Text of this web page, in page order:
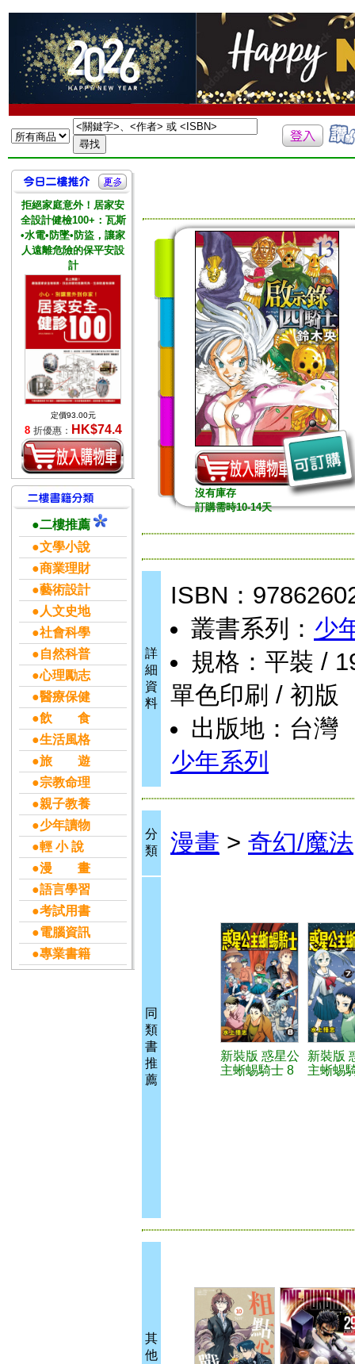
拒絕家庭意外！居家安
全設計健檢100+：瓦斯
•水電•防墜•防盜，讓家
人遠離危險的保平安設
計
定價93.00元
8 折優惠： HK$74.4
●二樓推薦
●文學小說
●商業理財
●藝術設計
●人文史地
●社會科學
●自然科普
●心理勵志
●醫療保健
●飲 食
●生活風格
●旅 遊
●宗教命理
●親子教養
●少年讀物
●輕 小 說
●漫 畫
●語言學習
●考試用書
●電腦資訊
●專業書籍
沒有庫存
訂購需時10-14天
詳
細
資
料
ISBN：
叢書系列： 少
規格：平裝 /
單色印刷 / 初版
出版地：台灣
少年系列
分
類
漫畫 > 奇幻/魔法
同
類
書
推
薦
新裝版 惑星公
主蜥蜴騎士 8
新裝版
主蜥蜴
其
他